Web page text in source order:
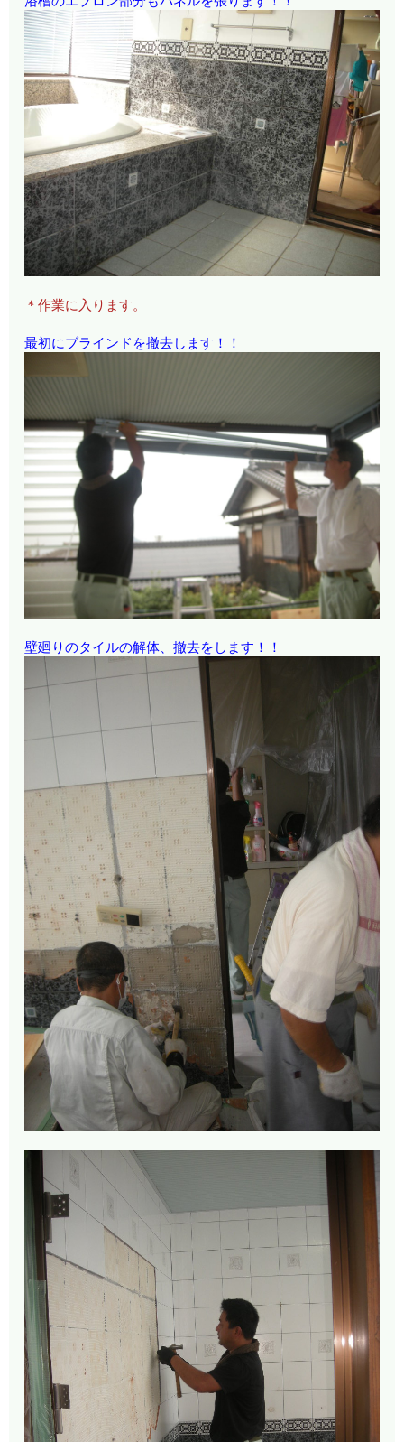
＊作業に入ります。
最初にブラインドを撤去します！！
壁廻りのタイルの解体、撤去をします！！